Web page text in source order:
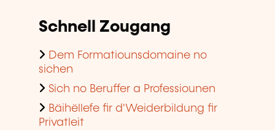
Schnell Zougang
Dem Formatiounsdomaine no
sichen
Sich no Beruffer a Professiounen
Bäihëllefe fir d'Weiderbildung fir
Privatleit